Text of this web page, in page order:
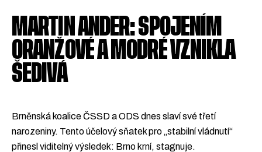
MARTIN ANDER: SPOJENÍM
ORANŽOVÉ A MODRÉ VZNIKLA
ŠEDIVÁ
Brněnská koalice ČSSD a ODS dnes slaví své třetí
narozeniny. Tento účelový sňatek pro „stabilní vládnutí“
přinesl viditelný výsledek: Brno krní, stagnuje.